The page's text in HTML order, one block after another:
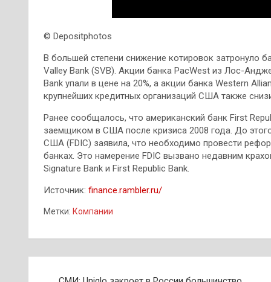
© Depositphotos
В большей степени снижение котировок затронуло
Valley Bank (SVB). Акции банка PacWest из Лос-
Bank упали в цене на 20%, а акции банка Western
крупнейших кредитных организаций США также
Ранее сообщалось, что американский банк First
заемщиком в США после кризиса 2008 года. До
США (FDIC) заявила, что необходимо провести
банках. Это намерение FDIC вызвано недавним
Signature Bank и First Republic Bank.
Источник: finance.rambler.ru/
Метки: Компании